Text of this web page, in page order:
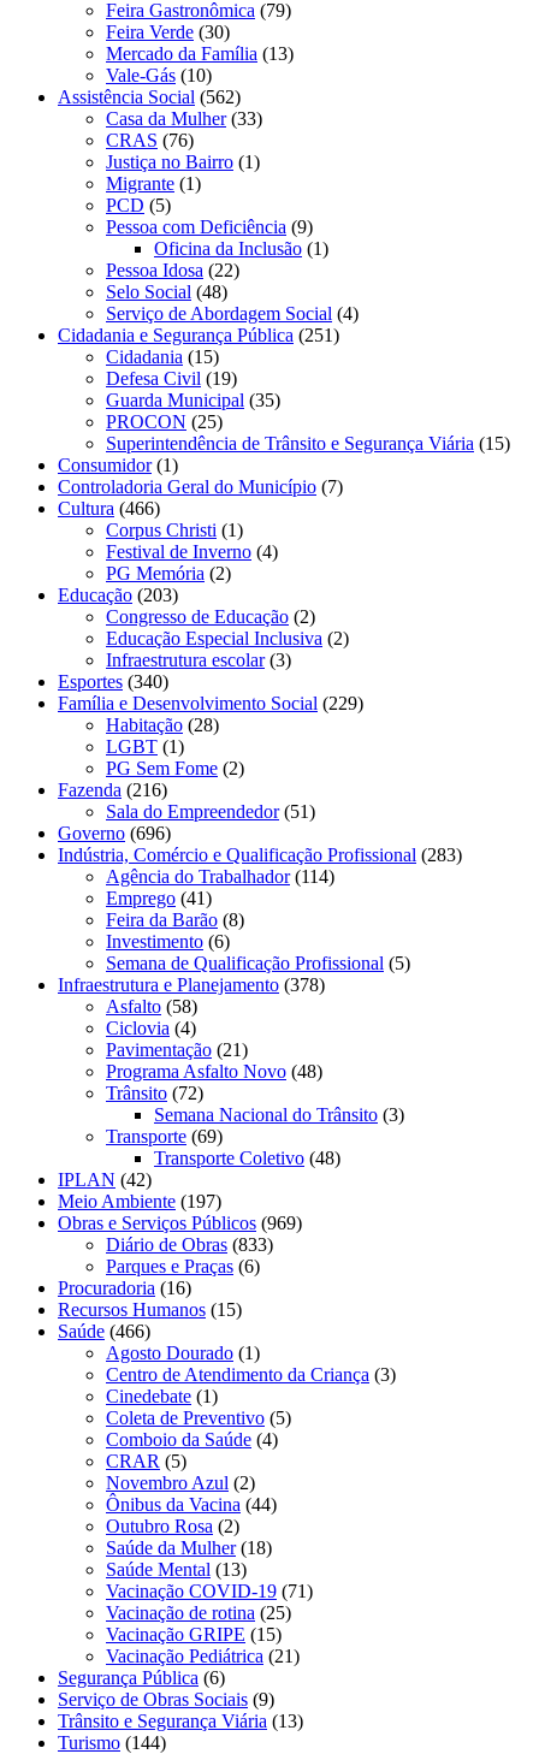
Feira Gastronômica (79)
Feira Verde (30)
Mercado da Família (13)
Vale-Gás (10)
Assistência Social (562)
Casa da Mulher(33)
CRAS (76)
Justiça no Bairro (1)
Migrante (1)
PCD (5)
Pessoa com Deficiência (9)
Oficina da Inclusão (1)
Pessoa Idosa (22)
Selo Social (48)
Serviço de Abordagem Social (4)
Cidadania e Segurança Pública (251)
Cidadania (15)
Defesa Civil (19)
Guarda Municipal (35)
PROCON (25)
Superintendência de Trânsito e Segurança Viária (15)
Consumidor(1)
Controladoria Geral do Município (7)
Cultura (466)
Corpus Christi (1)
Festival de Inverno (4)
PG Memória (2)
Educação (203)
Congresso de Educação (2)
Educação Especial Inclusiva (2)
Infraestrutura escolar(3)
Esportes (340)
Família e Desenvolvimento Social (229)
Habitação (28)
LGBT (1)
PG Sem Fome (2)
Fazenda (216)
Sala do Empreendedor(51)
Governo (696)
Indústria, Comércio e Qualificação Profissional (283)
Agência do Trabalhador(114)
Emprego (41)
Feira da Barão (8)
Investimento (6)
Semana de Qualificação Profissional (5)
Infraestrutura e Planejamento (378)
Asfalto (58)
Ciclovia (4)
Pavimentação (21)
Programa Asfalto Novo (48)
Trânsito (72)
Semana Nacional do Trânsito (3)
Transporte (69)
Transporte Coletivo (48)
IPLAN (42)
Meio Ambiente (197)
Obras e Serviços Públicos (969)
Diário de Obras (833)
Parques e Praças (6)
Procuradoria (16)
Recursos Humanos (15)
Saúde (466)
Agosto Dourado (1)
Centro de Atendimento da Criança (3)
Cinedebate (1)
Coleta de Preventivo (5)
Comboio da Saúde (4)
CRAR (5)
Novembro Azul (2)
Ônibus da Vacina (44)
Outubro Rosa (2)
Saúde da Mulher(18)
Saúde Mental (13)
Vacinação COVID-19 (71)
Vacinação de rotina (25)
Vacinação GRIPE (15)
Vacinação Pediátrica (21)
Segurança Pública (6)
Serviço de Obras Sociais (9)
Trânsito e Segurança Viária (13)
Turismo (144)